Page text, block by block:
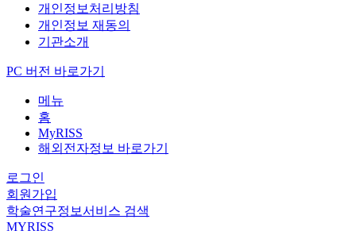
개인정보처리방침
개인정보 재동의
기관소개
PC 버전 바로가기
메뉴
홈
MyRISS
해외전자정보 바로가기
로그인
회원가입
학술연구정보서비스 검색
MYRISS